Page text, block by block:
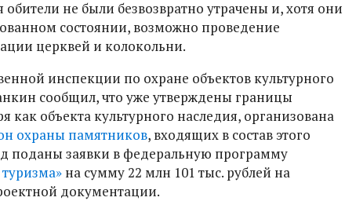
не были безвозвратно утрачены и, хотя они
состоянии, возможно проведение
церквей и колокольни.
инспекции по охране объектов культурного
сообщил, что уже утверждены границы
как объекта культурного наследия, организована
охраны памятников, входящих в состав этого
поданы заявки в федеральную программу
на сумму 22 млн 101 тыс. рублей на
документации.